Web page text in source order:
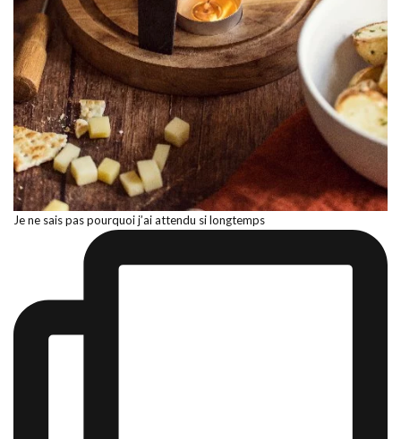
Je ne sais pas pourquoi j’ai attendu si longtemps